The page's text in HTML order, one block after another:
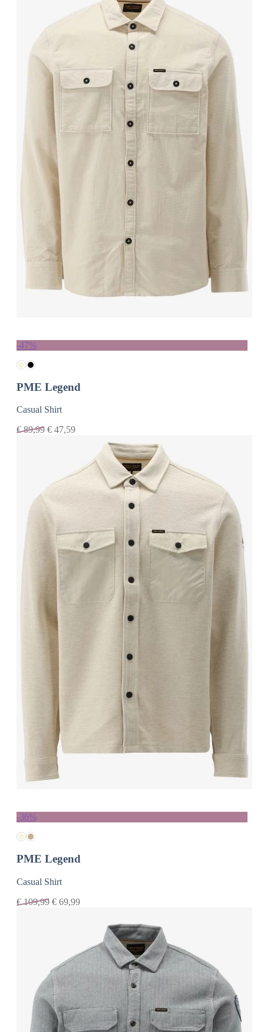
-47%
PME Legend
Casual Shirt
€89,99 € 47,59
-36%
PME Legend
Casual Shirt
€109,99 € 69,99